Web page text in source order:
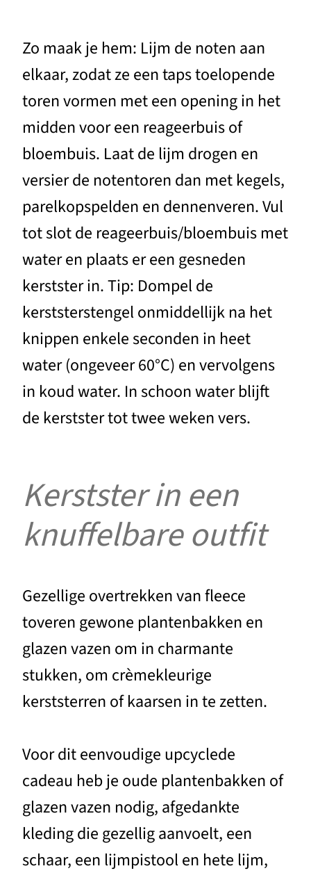
Zo maak je hem: Lijm de noten aan
elkaar, zodat ze een taps toelopende
toren vormen met een opening in het
midden voor een reageerbuis of
bloembuis. Laat de lijm drogen en
versier de notentoren dan met kegels,
parelkopspelden en dennenveren. Vul
tot slot de reageerbuis/bloembuis met
water en plaats er een gesneden
kerstster in. Tip: Dompel de
kerststerstengel onmiddellijk na het
knippen enkele seconden in heet
water (ongeveer 60°C) en vervolgens
in koud water. In schoon water blijft
de kerstster tot twee weken vers.
Kerstster in een
knuffelbare outfit
Gezellige overtrekken van fleece
toveren gewone plantenbakken en
glazen vazen om in charmante
stukken, om crèmekleurige
kerststerren of kaarsen in te zetten.
Voor dit eenvoudige upcyclede
cadeau heb je oude plantenbakken of
glazen vazen nodig, afgedankte
kleding die gezellig aanvoelt, een
schaar, een lijmpistool en hete lijm,